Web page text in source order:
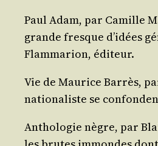
Paul Adam, par Camille
grande fresque d’idées
Flam­ma­rion, éditeur.
Vie de Mau­rice Bar­rès,
natio­na­liste se
Antho­lo­gie nègre, par